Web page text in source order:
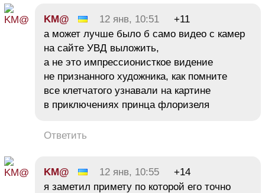
KM@ 12 янв, 10:51
+11
а может лучше было б само видео с камер
на сайте УВД выложить,
а не это импрессионисткое видение
не признанного художника, как помните
все клетчатого узнавали на картине
в приключениях принца флоризеля
Ответить
KM@ 12 янв, 10:55
+14
я заметил примету по которой его точно